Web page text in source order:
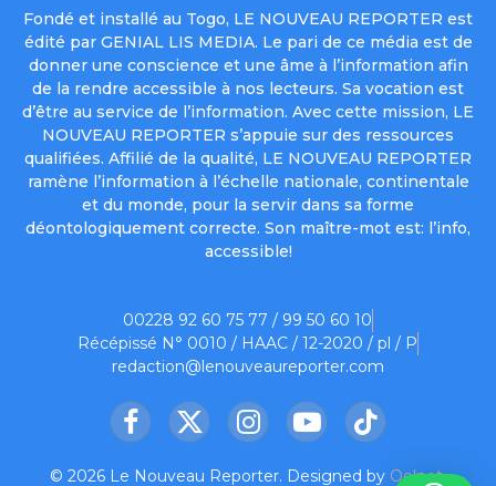
Fondé et installé au Togo, LE NOUVEAU REPORTER est
édité par GENIAL LIS MEDIA. Le pari de ce média est de
donner une conscience et une âme à l’information afin
de la rendre accessible à nos lecteurs. Sa vocation est
d’être au service de l’information. Avec cette mission, LE
NOUVEAU REPORTER s’appuie sur des ressources
qualifiées. Affilié de la qualité, LE NOUVEAU REPORTER
ramène l’information à l’échelle nationale, continentale
et du monde, pour la servir dans sa forme
déontologiquement correcte. Son maître-mot est: l’info,
accessible!
00228 92 60 75 77 / 99 50 60 10
Récépissé N° 0010 / HAAC / 12-2020 / pl / P
redaction@lenouveaureporter.com
Facebook
X
InstagramYouTubeTikTok
© 2026 Le Nouveau Reporter. Designed by Oelnet.